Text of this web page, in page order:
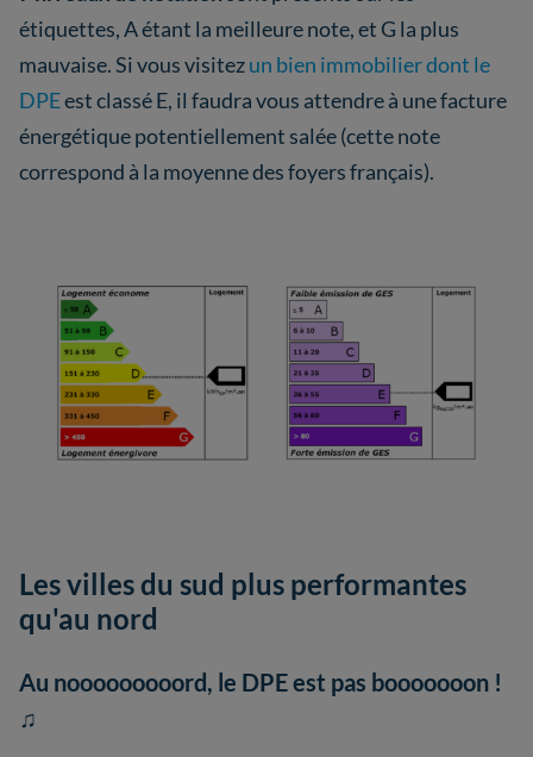
étiquettes, A étant la meilleure note, et G la plus
mauvaise. Si vous visitezun bien immobilier dont le
DPEest classé E, il faudra vous attendre à une facture
énergétique potentiellement salée (cette note
correspond à la moyenne des foyers français).
Les villes du sud plus performantes
qu'au nord
Au nooooooooord, le DPE est pas booooooon !
♫